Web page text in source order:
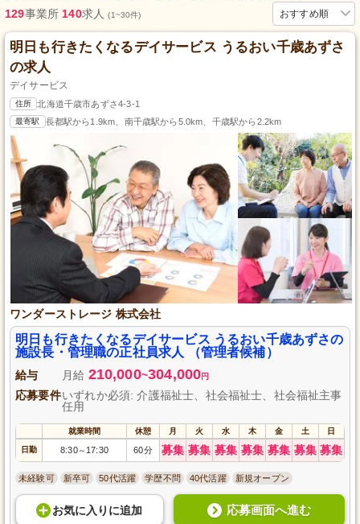
おすすめ順
129事業所 140求人(1~30件)
明日も行きたくなるデイサービス うるおい千歳あずさ
の求人
デイサービス
住所 北海道千歳市あずさ4-3-1
最寄駅 長都駅から1.9km、南千歳駅から5.0km、千歳駅から2.2km
ワンダーストレージ 株式会社
明日も行きたくなるデイサービス うるおい千歳あずさの
施設長・管理職の正社員求人 （管理者候補）
給与 月給 210,000~304,000円
応募要件いずれか必須: 介護福祉士、社会福祉士、社会福祉主事
任用
就業時間 休憩 月 火 水 木 金 土 日
日勤 8:30～ 17:30 60分 募集 募集 募集 募集 募集 募集 募集
未経験可 新卒可 50代活躍 学歴不問 40代活躍 新規オープン
お気に入り に追加 応募画面へ進む